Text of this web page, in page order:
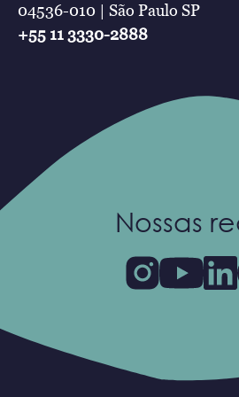
04536-010 | São Paulo SP
+55 11 3330-2888
Nossas